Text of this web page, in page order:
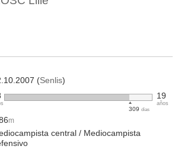
(Senlis)
309días
19
años
m
central / Mediocampista